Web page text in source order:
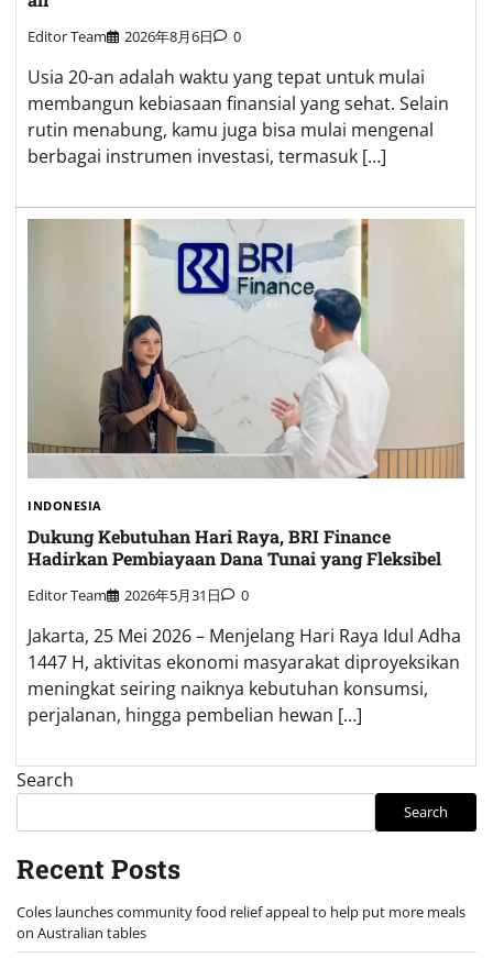
Editor Team 2026年8月6日 0
Usia 20-an adalah waktu yang tepat untuk mulai
membangun kebiasaan finansial yang sehat. Selain
rutin menabung, kamu juga bisa mulai mengenal
berbagai instrumen investasi, termasuk […]
INDONESIA
Dukung Kebutuhan Hari Raya, BRI Finance
Hadirkan Pembiayaan Dana Tunai yang Fleksibel
Editor Team 2026年5月31日 0
Jakarta, 25 Mei 2026 – Menjelang Hari Raya Idul Adha
1447 H, aktivitas ekonomi masyarakat diproyeksikan
meningkat seiring naiknya kebutuhan konsumsi,
perjalanan, hingga pembelian hewan […]
Search
Search
Recent Posts
Coles launches community food relief appeal to help put more meals
on Australian tables